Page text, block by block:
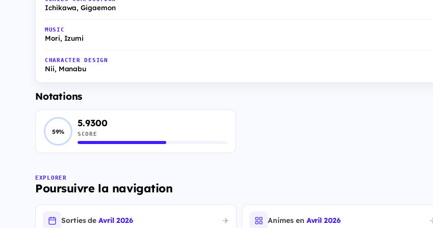
Ichikawa, Gigaemon
MUSIC
Mori, Izumi
CHARACTER DESIGN
Nii, Manabu
Notations
59%
5.9300
SCORE
EXPLORER
Poursuivre la navigation
Sorties deAvril 2026 Animes en Avril 2026